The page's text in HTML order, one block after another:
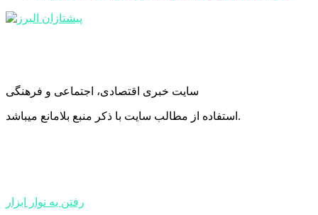
سایت خبری اقتصادی، اجتماعی و فرهنگی
استفاده از مطالب سایت با ذکر منبع بلامانع میباشد.
رفتن به نوار ابزار